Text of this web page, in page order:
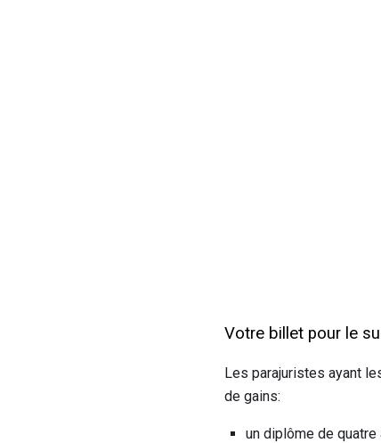
Votre billet pour le
Les parajuristes ayant
de gains:
un diplôme de